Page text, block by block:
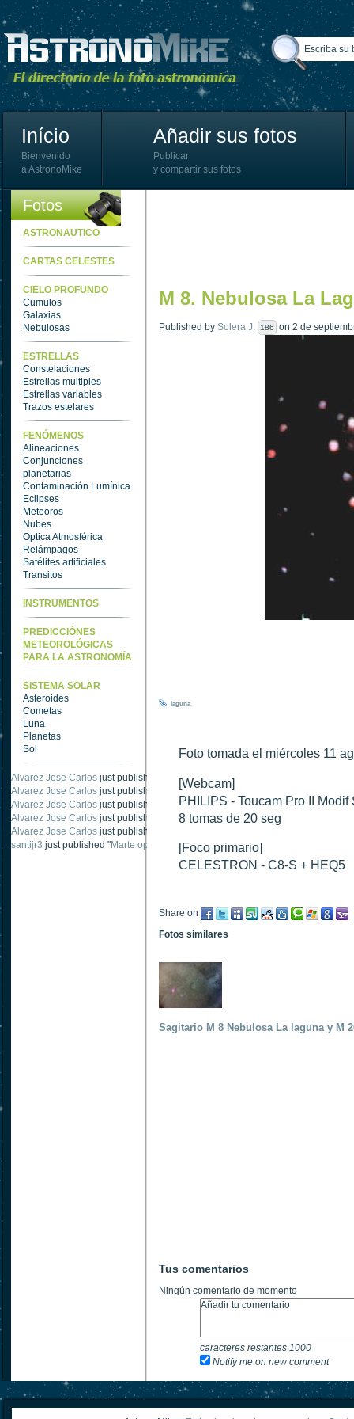
Início
Bienvenido
a AstronoMike
Añadir sus fotos
Publicar
y compartir sus fotos
Fotos
ASTRONAUTICO
CARTAS CELESTES
CIELO PROFUNDO
Cumulos
Galaxias
Nebulosas
ESTRELLAS
Constelaciones
Estrellas multiples
Estrellas variables
Trazos estelares
FENÓMENOS
Alineaciones
Conjunciones
planetarias
Contaminación Lumínica
Eclipses
Meteoros
Nubes
Optica Atmosférica
Relámpagos
Satélites artificiales
Transitos
INSTRUMENTOS
PREDICCIÓNES
METEOROLÓGICAS
PARA LA ASTRONOMÍA
SISTEMA SOLAR
Asteroides
Cometas
Luna
Planetas
Sol
Alvarez Jose Carlos just published " Oposición Marte 28 Octubre 2020
Alvarez Jose Carlos just published " Marte oposición octubre 2020 vs NASA
Alvarez Jose Carlos just published " Venus 2006".
Alvarez Jose Carlos just published " Saturno octubre 2020 ".
Alvarez Jose Carlos just published "
Alvarez Jose Carlosjust published " Oposición Marte Octubre 2020- 1
M 8. Nebulosa La
Published by Solera J. 186 on 2 de
laguna
Foto tomada el miércoles 11
[Webcam]
PHILIPS - Toucam Pro II Modif
8 tomas de 20 seg
[Foco primario]
CELESTRON - C8-S + HEQ5
Share on
Fotos similares
Sagitario M 8 Nebulosa La laguna y M
Tus comentarios
Ningún comentario de momento
caracteres restantes 1000
Notify me on new comment